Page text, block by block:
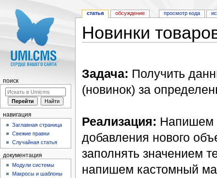
Новинки
Задача: Получить
(новинок) за
Реализация: Напишем
добавления нового
заполнять значением
напишем кастомный
статья обсуждение просмотр кода
поиск
навигация
Заглавная страница
Свежие правки
Случайная статья
документация
Модули системы
Макросы и шаблоны